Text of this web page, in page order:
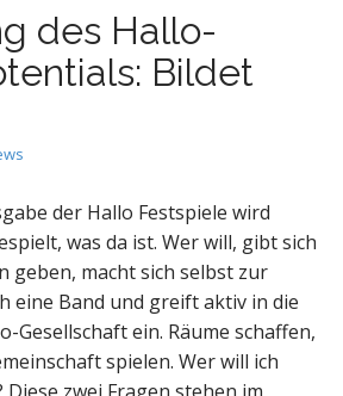
des Hallo-
Bildet
der Hallo Festspiele wird
was da ist. Wer will, gibt sich
geben, macht sich selbst zur
eine Band und greift aktiv in die
Gesellschaft ein. Räume schaffen,
spielen. Wer will ich